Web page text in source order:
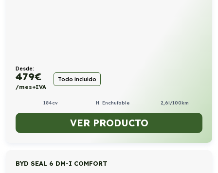
Desde:
479€
/mes+IVA
Todo incluido
184cv H. Enchufable 2,6l/100km
VER PRODUCTO
BYD SEAL 6 DM-I COMFORT